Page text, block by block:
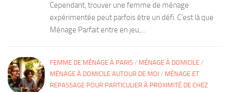
Cependant, trouver une femme de ménage
expérimentée peut parfois être un défi. C’est là que
Ménage Parfait entre en jeu,...
FEMME DE MÉNAGE À PARIS / MÉNAGE À DOMICILE /
MÉNAGE À DOMICILE AUTOUR DE MOI / MÉNAGE ET
REPASSAGE POUR PARTICULIER À PROXIMITÉ DE CHEZ